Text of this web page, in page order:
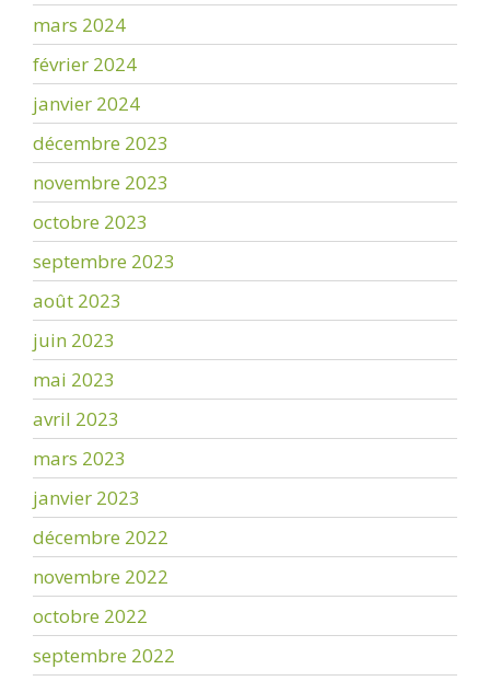
mars 2024
février 2024
janvier 2024
décembre 2023
novembre 2023
octobre 2023
septembre 2023
août 2023
juin 2023
mai 2023
avril 2023
mars 2023
janvier 2023
décembre 2022
novembre 2022
octobre 2022
septembre 2022